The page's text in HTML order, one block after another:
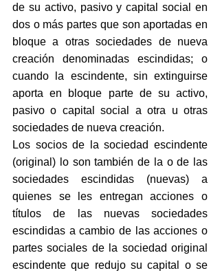
de su activo, pasivo y capital social en
dos o más partes que son aportadas en
bloque a otras sociedades de nueva
creación denominadas escindidas; o
cuando la escindente, sin extinguirse
aporta en bloque parte de su activo,
pasivo o capital social a otra u otras
sociedades de nueva creación.
Los socios de la sociedad escindente
(original) lo son también de la o de las
sociedades escindidas (nuevas) a
quienes se les entregan acciones o
títulos de las nuevas sociedades
escindidas a cambio de las acciones o
partes sociales de la sociedad original
escindente que redujo su capital o se